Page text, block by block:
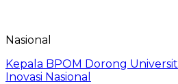
Nasional
Kepala BPOM Dorong
Inovasi Nasional